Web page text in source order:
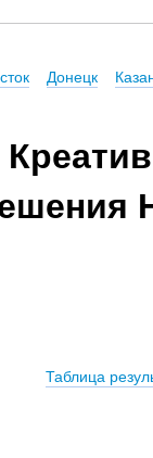
Донецк
Таблица